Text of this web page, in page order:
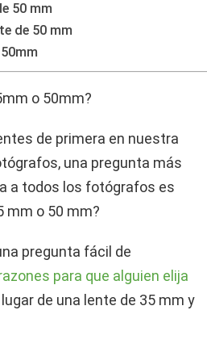
50 mm
de 50 mm
o 50mm?
de primera en nuestra
una pregunta más
a todos los fotógrafos es
mm o 50 mm?
pregunta fácil de
para que alguien elija
de una lente de 35 mm y